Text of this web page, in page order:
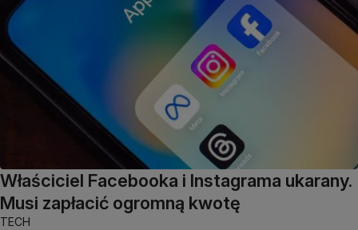
Właściciel Facebooka i Instagrama ukarany.
Musi zapłacić ogromną kwotę
TECH